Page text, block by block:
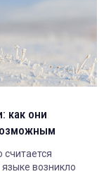
как они
возникло